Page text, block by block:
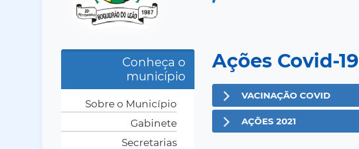
Conheça o
município
Sobre o Município
Gabinete
Secretarias
Ações Covid-19
VACINAÇÃO COVID
AÇÕES 2021